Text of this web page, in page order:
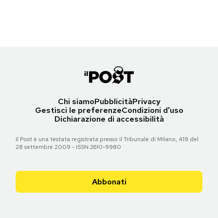
Chi siamoPubblicitàPrivacy
Gestisci le preferenzeCondizioni d'uso
Dichiarazione di accessibilità
Il Post è una testata registrata presso il Tribunale di Milano, 419 del
28 settembre 2009 - ISSN 2610-9980
Abbonati